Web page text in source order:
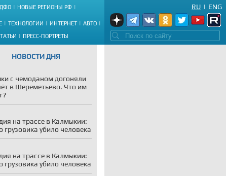
ДФО НОВЫЕ РЕГИОНЫ РФ
ТЕХНОЛОГИИ ИНТЕРНЕТ АВТО
ПРЕСС-ПОРТРЕТЫ
ENG
|
RU
НОВОСТИ ДНЯ
с чемоданом догоняли
в Шереметьево. Что им
на трассе в Калмыкии:
грузовика убило человека
на трассе в Калмыкии:
грузовика убило человека